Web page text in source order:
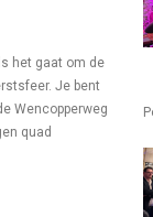
het gaat om de
Je bent
Wencopperweg
quad